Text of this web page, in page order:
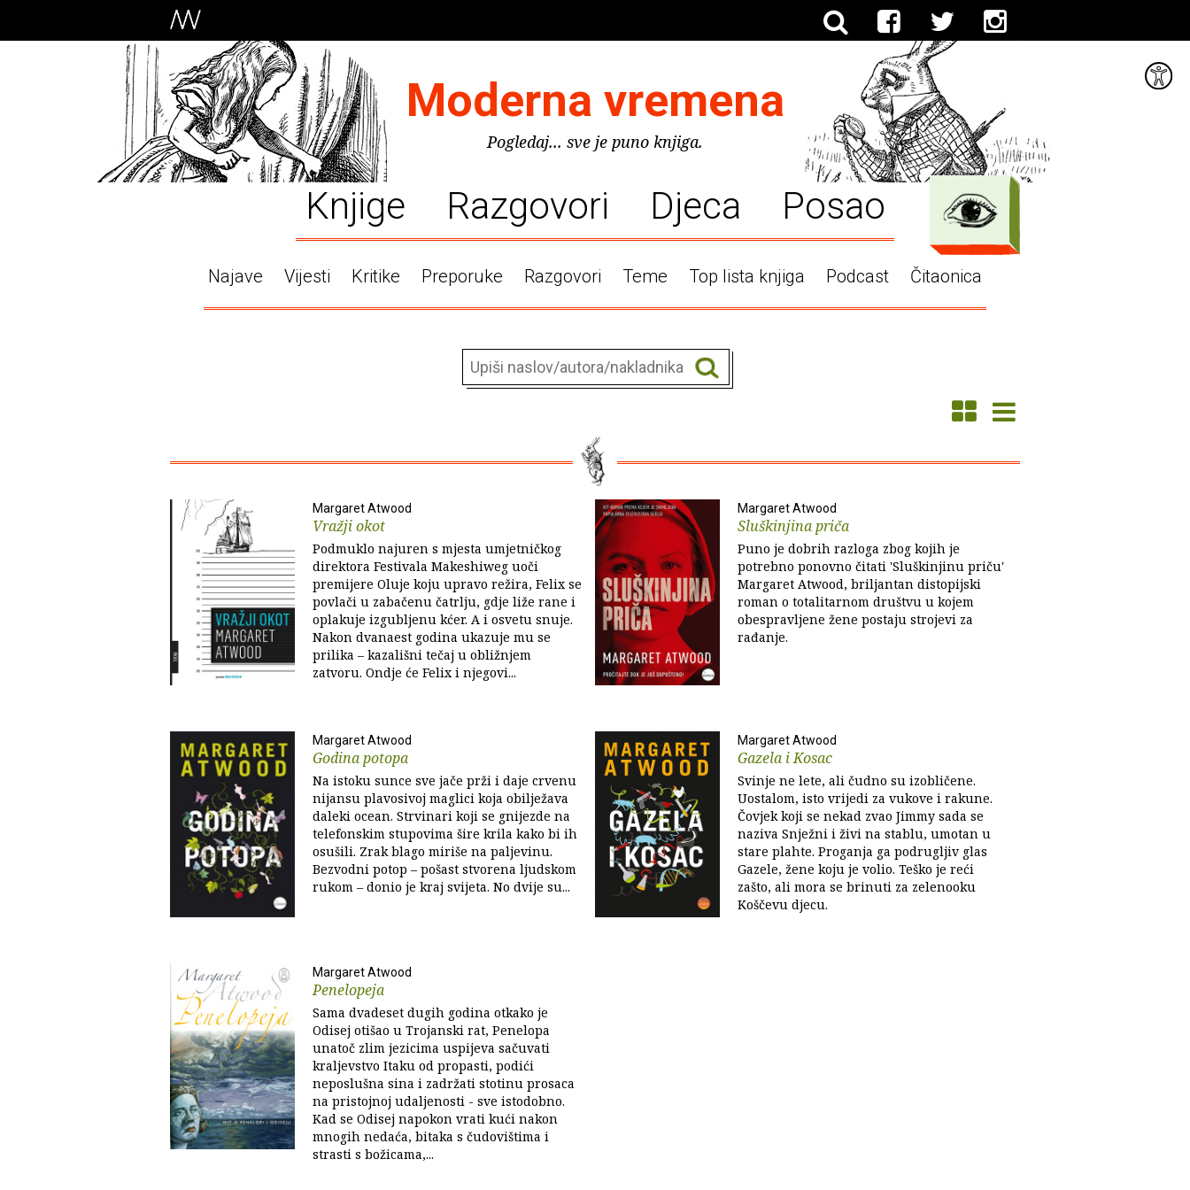
Moderna vremena
Pogledaj... sve je puno knjiga.
Knjige Razgovori Djeca Posao
Najave Vijesti Kritike Preporuke Razgovori Teme Top lista knjiga Podcast Čitaonica
Margaret Atwood
Vražji okot
Podmuklo najuren s mjesta umjetničkog
direktora Festivala Makeshiweg uoči
premijere Oluje koju upravo režira, Felix se
povlači u zabačenu čatrlju, gdje liže rane i
oplakuje izgubljenu kćer. A i osvetu snuje.
Nakon dvanaest godina ukazuje mu se
prilika – kazališni tečaj u obližnjem
zatvoru. Ondje će Felix i njegovi...
Margaret Atwood
Sluškinjina priča
Puno je dobrih razloga zbog kojih je
potrebno ponovno čitati 'Sluškinjinu priču'
Margaret Atwood, briljantan distopijski
roman o totalitarnom društvu u kojem
obespravljene žene postaju strojevi za
rađanje.
Margaret Atwood
Godina potopa
Na istoku sunce sve jače prži i daje crvenu
nijansu plavosivoj maglici koja obilježava
daleki ocean. Strvinari koji se gnijezde na
telefonskim stupovima šire krila kako bi ih
osušili. Zrak blago miriše na paljevinu.
Bezvodni potop – pošast stvorena ljudskom
rukom – donio je kraj svijeta. No dvije su...
Margaret Atwood
Gazela i Kosac
Svinje ne lete, ali čudno su izobličene.
Uostalom, isto vrijedi za vukove i rakune.
Čovjek koji se nekad zvao Jimmy sada se
naziva Snježni i živi na stablu, umotan u
stare plahte. Proganja ga podrugljiv glas
Gazele, žene koju je volio. Teško je reći
zašto, ali mora se brinuti za zelenooku
Koščevu djecu.
Margaret Atwood
Penelopeja
Sama dvadeset dugih godina otkako je
Odisej otišao u Trojanski rat, Penelopa
unatoč zlim jezicima uspijeva sačuvati
kraljevstvo Itaku od propasti, podići
neposlušna sina i zadržati stotinu prosaca
na pristojnoj udaljenosti - sve istodobno.
Kad se Odisej napokon vrati kući nakon
mnogih nedaća, bitaka s čudovištima i
strasti s božicama,...